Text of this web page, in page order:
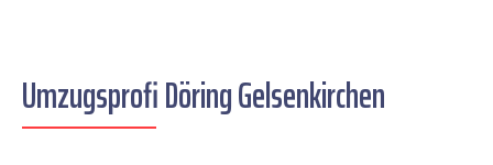
Umzugsprofi Döring Gelsenkirchen